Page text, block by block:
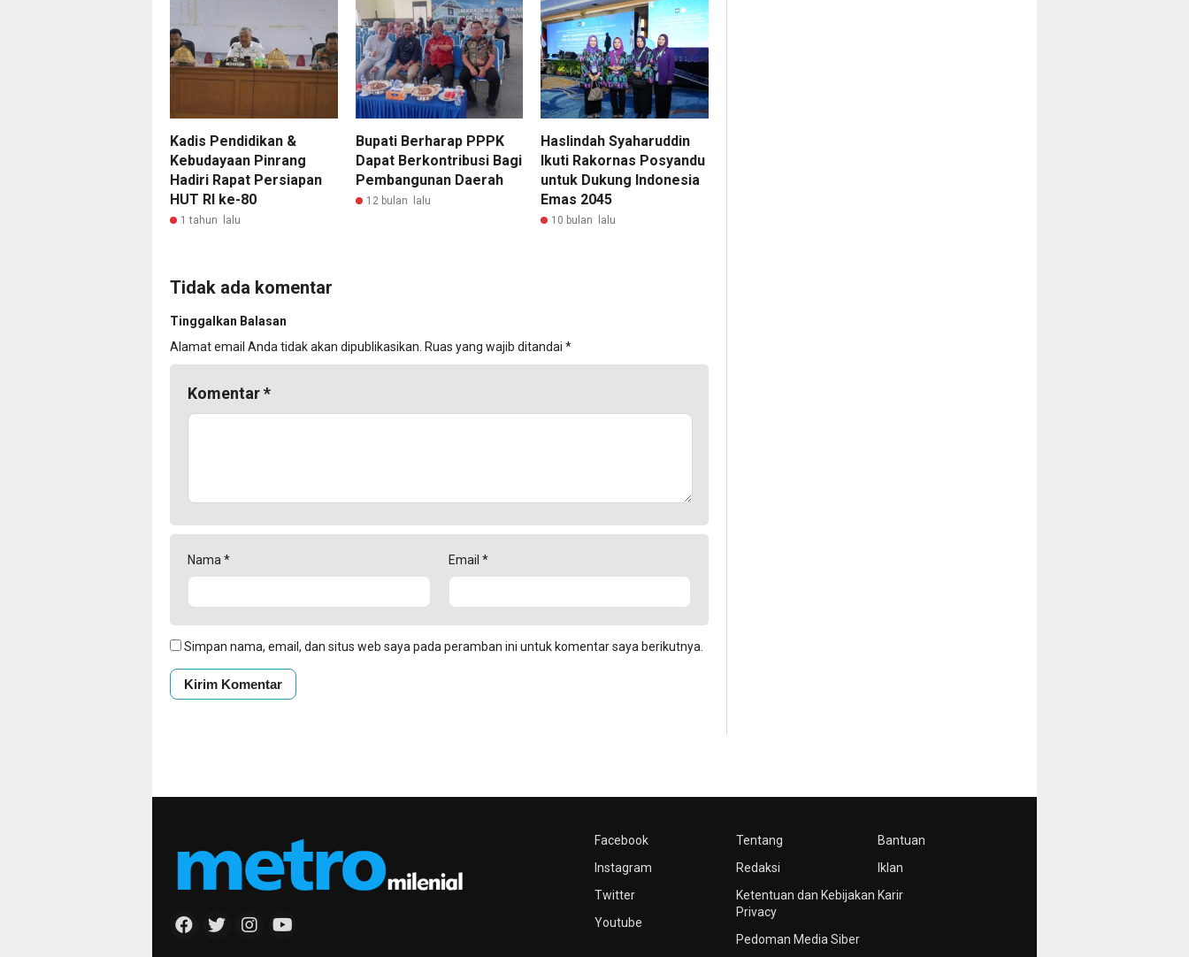
Kadis Pendidikan &
Kebudayaan Pinrang
Hadiri Rapat Persiapan
HUT RI ke-80
1 tahun lalu
Bupati Berharap PPPK
Dapat Berkontribusi Bagi
Pembangunan Daerah
12 bulan lalu
Haslindah Syaharuddin
Ikuti Rakornas Posyandu
untuk Dukung Indonesia
Emas 2045
10 bulan lalu
Tidak ada komentar
Tinggalkan Balasan
Alamat email Anda tidak akan dipublikasikan. Ruas yang wajib ditandai *
Komentar*
Nama* Email *
Simpan nama, email, dan situs web saya pada peramban ini untuk komentar saya berikutnya.
Facebook
Instagram
Twitter
Youtube
Tentang
Redaksi
Ketentuan dan Kebijakan
Privacy
Pedoman Media Siber
Bantuan
Iklan
Karir